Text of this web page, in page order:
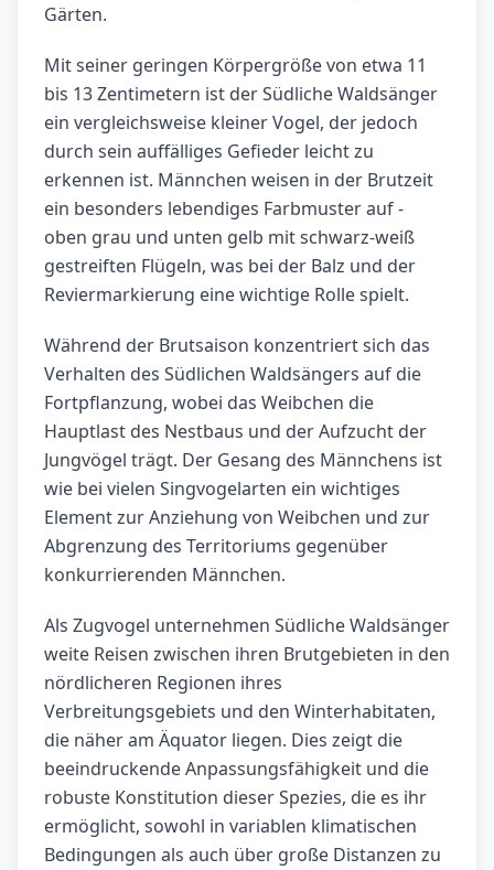
Gärten.
Mit seiner geringen Körpergröße von etwa 11
bis 13 Zentimetern ist der Südliche Waldsänger
ein vergleichsweise kleiner Vogel, der jedoch
durch sein auffälliges Gefieder leicht zu
erkennen ist. Männchen weisen in der Brutzeit
ein besonders lebendiges Farbmuster auf -
oben grau und unten gelb mit schwarz-weiß
gestreiften Flügeln, was bei der Balz und der
Reviermarkierung eine wichtige Rolle spielt.
Während der Brutsaison konzentriert sich das
Verhalten des Südlichen Waldsängers auf die
Fortpflanzung, wobei das Weibchen die
Hauptlast des Nestbaus und der Aufzucht der
Jungvögel trägt. Der Gesang des Männchens ist
wie bei vielen Singvogelarten ein wichtiges
Element zur Anziehung von Weibchen und zur
Abgrenzung des Territoriums gegenüber
konkurrierenden Männchen.
Als Zugvogel unternehmen Südliche Waldsänger
weite Reisen zwischen ihren Brutgebieten in den
nördlicheren Regionen ihres
Verbreitungsgebiets und den Winterhabitaten,
die näher am Äquator liegen. Dies zeigt die
beeindruckende Anpassungsfähigkeit und die
robuste Konstitution dieser Spezies, die es ihr
ermöglicht, sowohl in variablen klimatischen
Bedingungen als auch über große Distanzen zu